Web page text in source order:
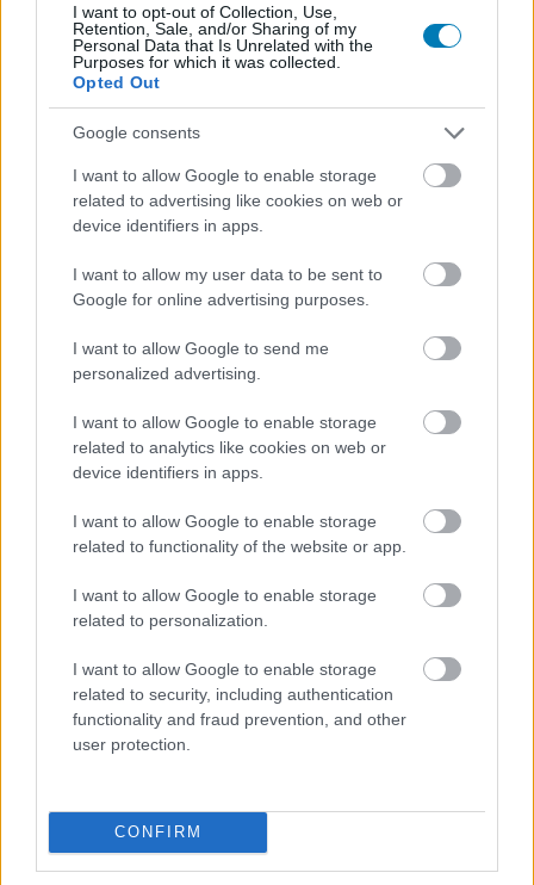
I want to opt-out of Collection, Use,
Retention, Sale, and/or Sharing of my
Personal Data that Is Unrelated with the
Purposes for which it was collected.
Opted Out
Google consents
I want to allow Google to enable storage
related to advertising like cookies on web or
device identifiers in apps.
I want to allow my user data to be sent to
Google for online advertising purposes.
I want to allow Google to send me
personalized advertising.
I want to allow Google to enable storage
related to analytics like cookies on web or
device identifiers in apps.
I want to allow Google to enable storage
related to functionality of the website or app.
I want to allow Google to enable storage
related to personalization.
I want to allow Google to enable storage
related to security, including authentication
functionality and fraud prevention, and other
user protection.
CONFIRM
hogy naprakész maradj, kiválogatjuk neked a
legjobbakat,iratkozz fel hírlevelünkre!
megismertem és azt elfogadom.
SMASH by Meló-Diák: Homok, zene és a nyár legjobb
hangulata – Jön a második forduló! (X)
Július végén folytatódik a balatoni strandröplabda-
sorozat.
#star wars celebration 2027
#los angeles
#jegyvásárlás
#reedpop
Hozzászólások